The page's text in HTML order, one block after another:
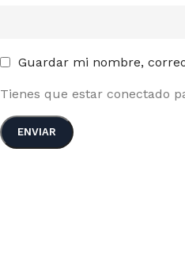
Guardar mi nombre,
Tienes que estar conectado